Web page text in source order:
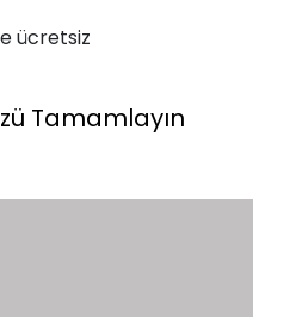
ücretsiz
Tamamlayın